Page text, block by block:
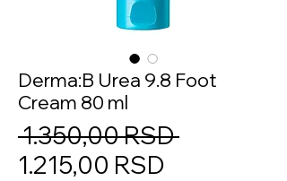
Derma:B Urea 9.8 Foot
Cream 80 ml
1.350,00 RSD Regular
1.215,00 RSD